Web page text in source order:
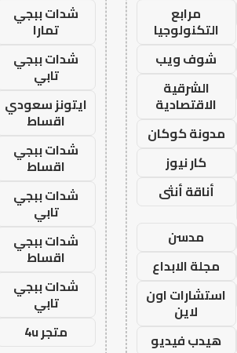
مرابع
التكنولوجيا
شوف ويب
الشرقية
الاقتصادية
مدونة كوكان
كار نيوز
أناقة أنثى
مدسن
مجلة الابداع
استشارات اون
لاين
هيدب فيديو
شدات ببجي
تمارا
شدات ببجي
تابي
ايتونز سعودي
اقساط
شدات ببجي
اقساط
شدات ببجي
تابي
شدات ببجي
اقساط
شدات ببجي
تابي
متجر 4u